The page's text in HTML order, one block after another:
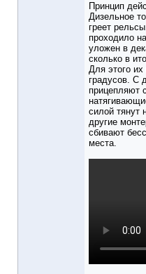
Принцип
Дизельное
греет
проходило
уложен в
сколько в
Для этого
градусов. С
прицепляют
силой тянут
другие
сбивают
места.